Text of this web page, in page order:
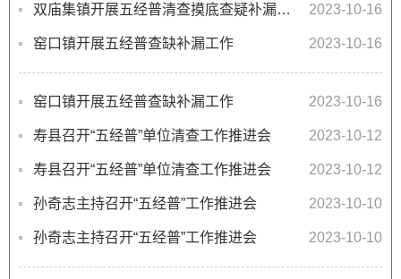
双庙集镇开展五经普清查摸底查疑补漏工作 2023-10-16
窑口镇开展五经普查缺补漏工作 2023-10-16
窑口镇开展五经普查缺补漏工作 2023-10-16
寿县召开“五经普”单位清查工作推进会 2023-10-12
寿县召开“五经普”单位清查工作推进会 2023-10-12
孙奇志主持召开“五经普”工作推进会 2023-10-10
孙奇志主持召开“五经普”工作推进会 2023-10-10